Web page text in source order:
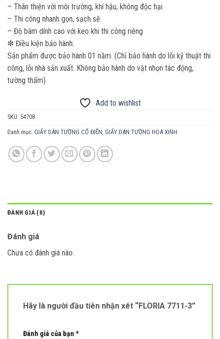
– Thân thiện với môi trường, khí hậu, không độc hại
– Thi công nhanh gọn, sạch sẽ
– Độ bám dính cao với keo khi thi công riêng
❇ Điều kiện bảo hành:
Sản phẩm được bảo hành 01 năm. (Chỉ bảo hành do lỗi kỹ thuật thi
công, lỗi nhà sản xuất. Không bảo hành do vật nhọn tác động,
tường thấm)
Add to wishlist
SKU: 54708
Danh mục: GIẤY DÁN TƯỜNG CỔ ĐIỂN GIẤY DÁN TƯỜNG HOA XINH
ĐÁNH GIÁ (0)
Đánh giá
Chưa có đánh giá nào.
Hãy là người đầu tiên nhận xét “FLORIA 7711-3”
Đánh giá của bạn *